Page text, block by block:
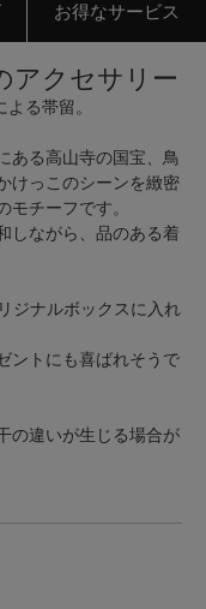
お得なサービス
アクセサリー
る帯留。
ある高山寺の国宝、鳥
けっこのシーンを緻密
チーフです。
しながら、品のある着
ジナルボックスに入れ
ントにも喜ばれそうで
の違いが生じる場合が